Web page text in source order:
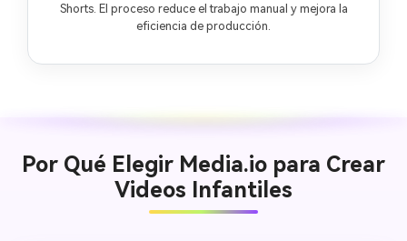
Shorts. El proceso reduce el trabajo manual y mejora la
eficiencia de producción.
Por Qué Elegir Media.io para Crear
Videos Infantiles